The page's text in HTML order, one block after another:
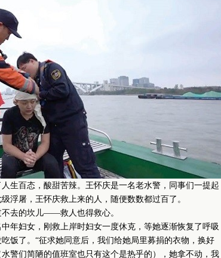
百态，酸甜苦辣。王怀庆是一名老水警，同事们一提起
屠，王怀庆救上来的人，随便数数都过百了。
去的坎儿——救人也得救心。
妇女，刚救上岸时妇女一度休克，等她逐渐恢复了呼吸
饭了。“征求她同意后，我们给她局里募捐的衣物，换好
警们简陋的值班室也只有这个是热乎的），她拿不动，我